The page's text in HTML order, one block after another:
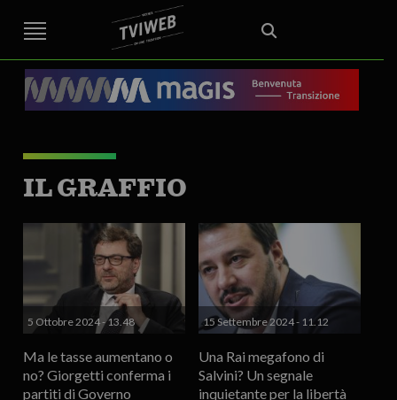
STREET TG CRONACA VENETO
VICENZA E PROVINCIA
AREA BERICA
ECONOMIA ATTUALITA’ POLITICA
EDITORIALE ITALIA E MONDO CURIOSITÀ – LIFESTYLE
CULTURA ARTE
SPORT
IL GRAFFIO FOOD & DRINK
IL GRAFFIO
5 Ottobre 2024 - 13.48
Ma le tasse aumentano o
no? Giorgetti conferma i
partiti di Governo
15 Settembre 2024 - 11.12
Una Rai megafono di
Salvini? Un segnale
inquietante per la libertà